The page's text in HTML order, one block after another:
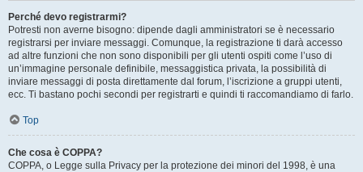
Perché devo registrarmi?
Potresti non averne bisogno: dipende dagli amministratori se è necessario
registrarsi per inviare messaggi. Comunque, la registrazione ti darà accesso
ad altre funzioni che non sono disponibili per gli utenti ospiti come l’uso di
un’immagine personale definibile, messaggistica privata, la possibilità di
inviare messaggi di posta direttamente dal forum, l’iscrizione a gruppi utenti,
ecc. Ti bastano pochi secondi per registrarti e quindi ti raccomandiamo di farlo.
Top
Che cosa è COPPA?
COPPA, o Legge sulla Privacy per la protezione dei minori del 1998, è una